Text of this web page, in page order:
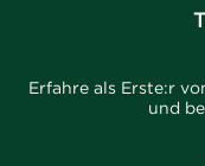
Erfahre als Erste:r
und